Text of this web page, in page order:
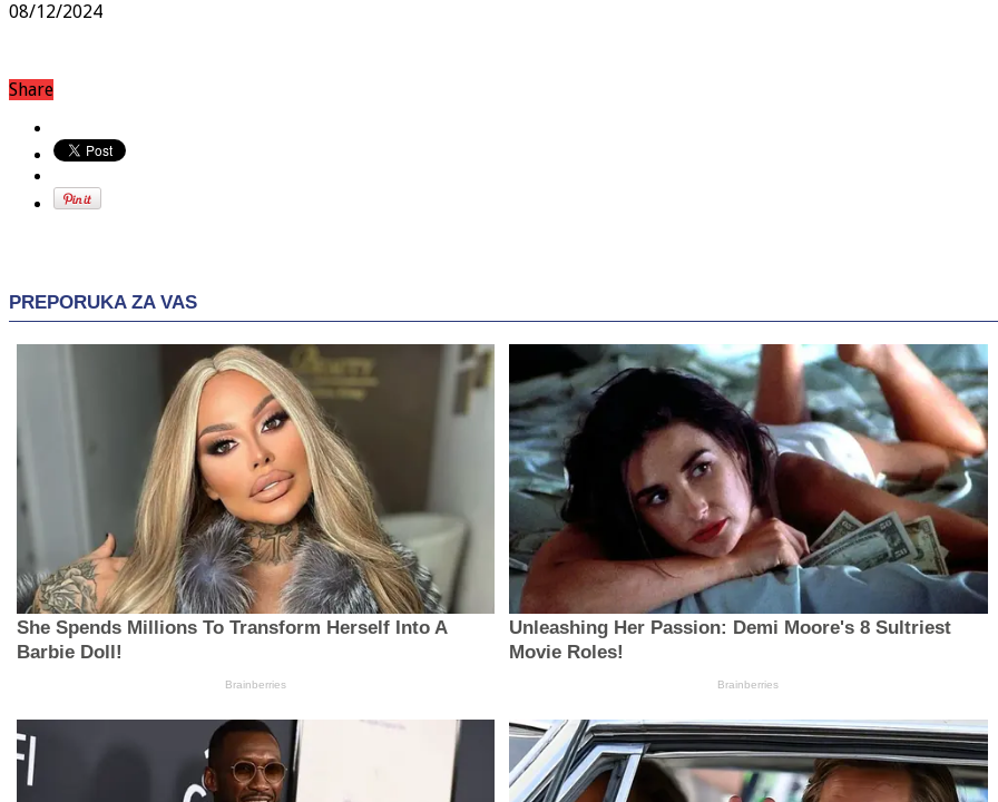
08/12/2024
Share